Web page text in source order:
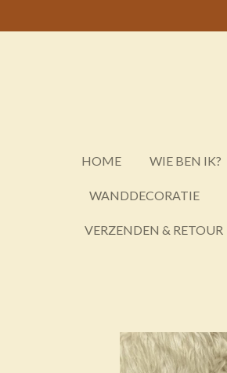
direct
HOME WIE BEN IK?
WANDDECORATIE
VERZENDEN & RETOUR